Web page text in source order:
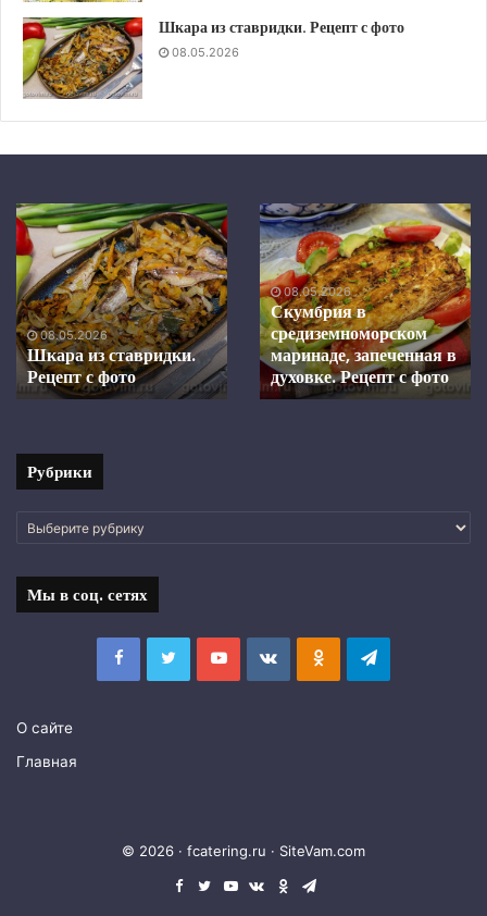
Шкара из ставридки. Рецепт с фото
08.05.2026
Шкара
из
ставридки.
Рецепт
фото08.05.2026
Шкара из ставридки.
Рецепт с фото
Скумбрия
средиземноморском
маринаде,
запеченная
духовке.
Рецепт
08.05.2026
Скумбрия в
средиземноморском
маринаде, запеченная в
духовке. Рецепт с фото
Рубрики
Рубрики
Мы в соц. сетях
FacebookTwitterYouTubevk.comОдноклассники
Telegram
О сайте
Главная
© 2026 · fcatering.ru · SiteVam.com
Facebook
TwitterYouTubevk.comОдноклассники
Telegram